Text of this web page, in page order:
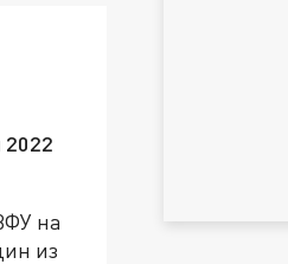
2022
на
из